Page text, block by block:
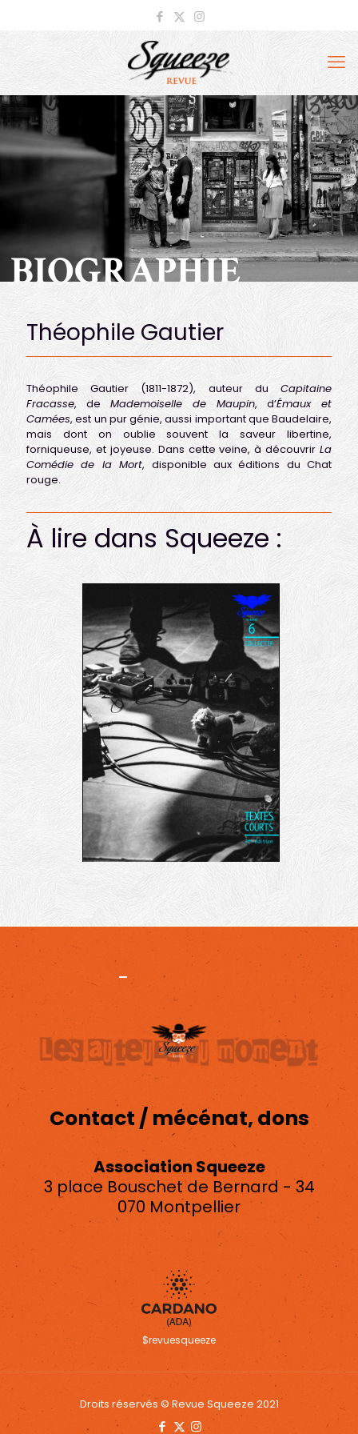
BIOGRAPHIE
Théophile Gautier
Théophile Gautier (1811-1872), auteur du Capitaine
Fracasse, deMademoiselle de Maupin, d’Émaux et
Camées, est un pur génie, aussi important que Baudelaire,
mais dont on oublie souvent la saveur libertine,
forniqueuse, et joyeuse. Dans cette veine, à découvrir La
Comédie de la Mort, disponible aux éditions du Chat
rouge.
À lire dans Squeeze :
Projet -Mentions légales
Contact / mécénat, dons
Association Squeeze
3 place Bouschet de Bernard - 34
070 Montpellier
asso.squeeze@gmail.com
$revuesqueeze
Droits réservés © Revue Squeeze 2021